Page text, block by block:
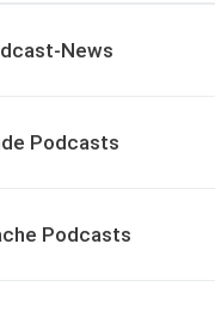
News
Podcasts
Podcasts